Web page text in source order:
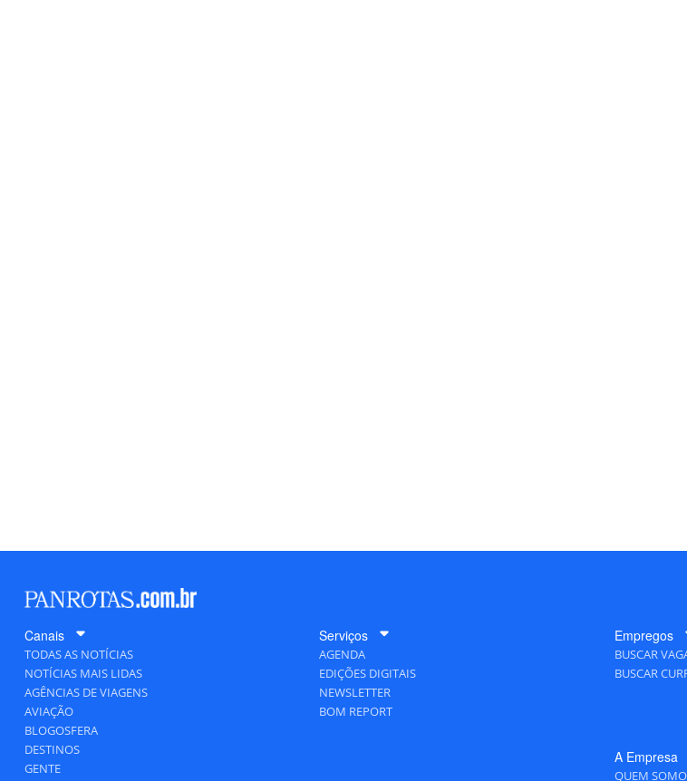
Canais
TODAS AS NOTÍCIAS
NOTÍCIAS MAIS LIDAS
AGÊNCIAS DE VIAGENS
AVIAÇÃO
BLOGOSFERA
DESTINOS
GENTE
Serviços
AGENDA
EDIÇÕES DIGITAIS
NEWSLETTER
BOM REPORT
Empregos
BUSCAR
BUSCAR
A Empresa
QUEM